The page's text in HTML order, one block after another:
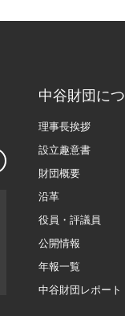
中谷財団に
理事長挨拶
設立趣意書
財団概要
沿革
役員・評議員
公開情報
年報一覧
中谷財団レポート